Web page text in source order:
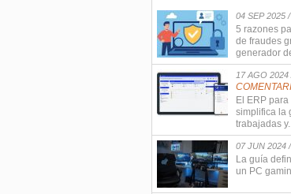
04 SEP 2025 /
5 razones
de fraudes
generador
17 AGO 2024
El ERP
simplifica la
trabajadas
07 JUN 2024 /
La guía
un PC